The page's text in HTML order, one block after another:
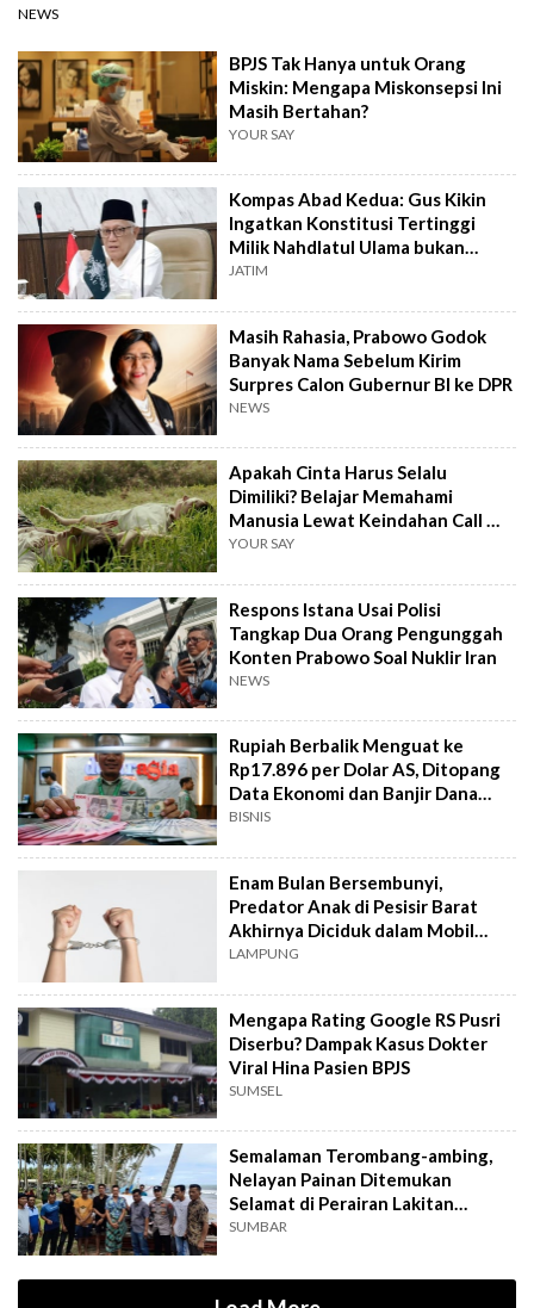
NEWS
BPJS Tak Hanya untuk Orang
Miskin: Mengapa Miskonsepsi Ini
Masih Bertahan?
YOUR SAY
Kompas Abad Kedua: Gus Kikin
Ingatkan Konstitusi Tertinggi
Milik Nahdlatul Ulama bukan
AD/ART
JATIM
Masih Rahasia, Prabowo Godok
Banyak Nama Sebelum Kirim
Surpres Calon Gubernur BI ke DPR
NEWS
Apakah Cinta Harus Selalu
Dimiliki? Belajar Memahami
Manusia Lewat Keindahan Call Me
by Your Name
YOUR SAY
Respons Istana Usai Polisi
Tangkap Dua Orang Pengunggah
Konten Prabowo Soal Nuklir Iran
NEWS
Rupiah Berbalik Menguat ke
Rp17.896 per Dolar AS, Ditopang
Data Ekonomi dan Banjir Dana
Asing
BISNIS
Enam Bulan Bersembunyi,
Predator Anak di Pesisir Barat
Akhirnya Diciduk dalam Mobil
Travel
LAMPUNG
Mengapa Rating Google RS Pusri
Diserbu? Dampak Kasus Dokter
Viral Hina Pasien BPJS
SUMSEL
Semalaman Terombang-ambing,
Nelayan Painan Ditemukan
Selamat di Perairan Lakitan
Selatan
SUMBAR